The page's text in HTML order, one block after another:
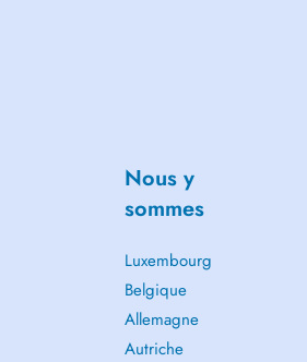
Nous y
sommes
Luxembourg
Belgique
Allemagne
Autriche